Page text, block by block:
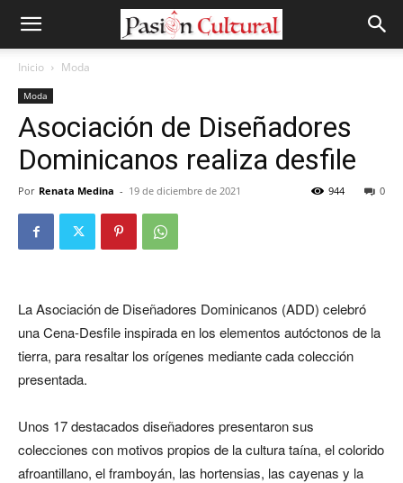
Inicio Moda
Moda
Asociación de Diseñadores
Dominicanos realiza desfile
Por Renata Medina - 19 de diciembre de 2021 0
944
La Asociación de Diseñadores Dominicanos (ADD) celebró
una Cena-Desfile inspirada en los elementos autóctonos de la
tierra, para resaltar los orígenes mediante cada colección
presentada.
Unos 17 destacados diseñadores presentaron sus
colecciones con motivos propios de la cultura taína, el colorido
afroantillano, el framboyán, las hortensias, las cayenas y la